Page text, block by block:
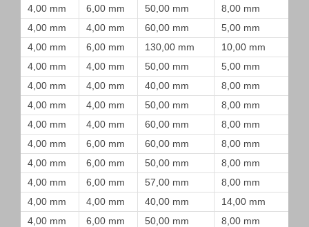
4,00 mm
6,00 mm 50,00 mm
8,00 mm
4,00 mm
4,00 mm 60,00 mm
5,00 mm
4,00 mm
6,00 mm 130,00 mm
10,00 mm
4,00 mm
4,00 mm 50,00 mm
5,00 mm
4,00 mm
4,00 mm 40,00 mm
8,00 mm
4,00 mm
4,00 mm 50,00 mm
8,00 mm
4,00 mm
4,00 mm 60,00 mm
8,00 mm
4,00 mm
6,00 mm 60,00 mm
8,00 mm
4,00 mm
6,00 mm 50,00 mm
8,00 mm
4,00 mm
6,00 mm 57,00 mm
8,00 mm
4,00 mm
4,00 mm 40,00 mm
14,00 mm
4,00 mm
6,00 mm 50,00 mm
8,00 mm